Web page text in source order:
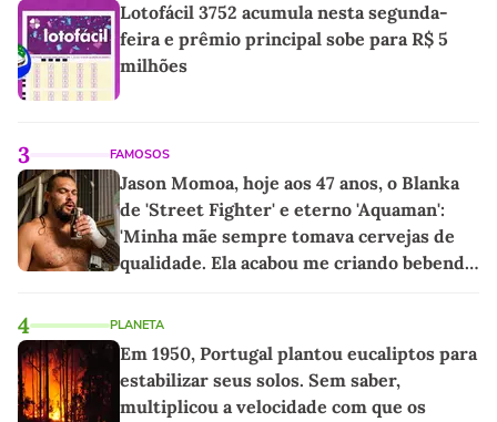
Lotofácil 3752 acumula nesta segunda-
feira e prêmio principal sobe para R$ 5
milhões
3 FAMOSOS
Jason Momoa, hoje aos 47 anos, o Blanka
de 'Street Fighter' e eterno 'Aquaman':
'Minha mãe sempre tomava cervejas de
qualidade. Ela acabou me criando bebendo
4 PLANETA
Em 1950, Portugal plantou eucaliptos para
estabilizar seus solos. Sem saber,
multiplicou a velocidade com que os